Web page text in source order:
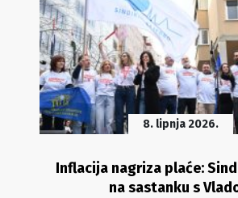
8. lipnja 2026.
Inflacija nagriza plaće:
na sastanku s